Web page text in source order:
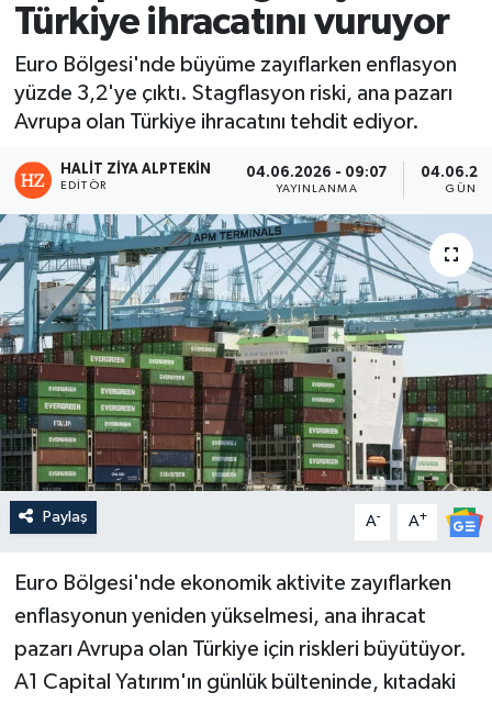
Türkiye ihracatını vuruyor
Euro Bölgesi'nde büyüme zayıflarken enflasyon
yüzde 3,2'ye çıktı. Stagflasyon riski, ana pazarı
Avrupa olan Türkiye ihracatını tehdit ediyor.
HALIT ZIYA ALPTEKIN
EDITÖR
04.06.2026 - 09:07
YAYINLANMA
Paylaş A- A+
Euro Bölgesi'nde ekonomik aktivite zayıflarken
enflasyonun yeniden yükselmesi, ana ihracat
pazarı Avrupa olan Türkiye için riskleri büyütüyor.
A1 Capital Yatırım'ın günlük bülteninde, kıtadaki